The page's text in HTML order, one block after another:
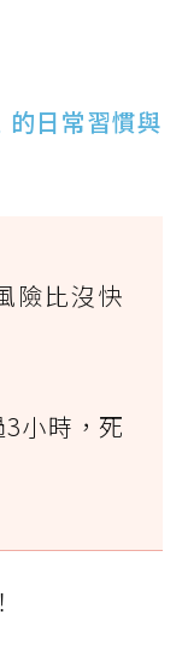
日常習慣與
險比沒快
小時，死